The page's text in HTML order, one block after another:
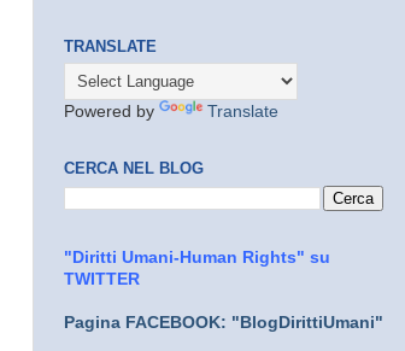
TRANSLATE
Powered by Translate
CERCA NEL BLOG
"Diritti Umani-Human Rights" su
TWITTER
Pagina FACEBOOK: "BlogDirittiUmani"